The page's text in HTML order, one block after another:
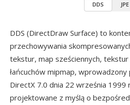
DDS JPE
DDS (DirectDraw Surface) to
przechowywania
tekstur, map sześciennych,
łańcuchów mipmap, wprowadzony
DirectX 7.0 dnia 22 września 1999
projektowane z myślą o